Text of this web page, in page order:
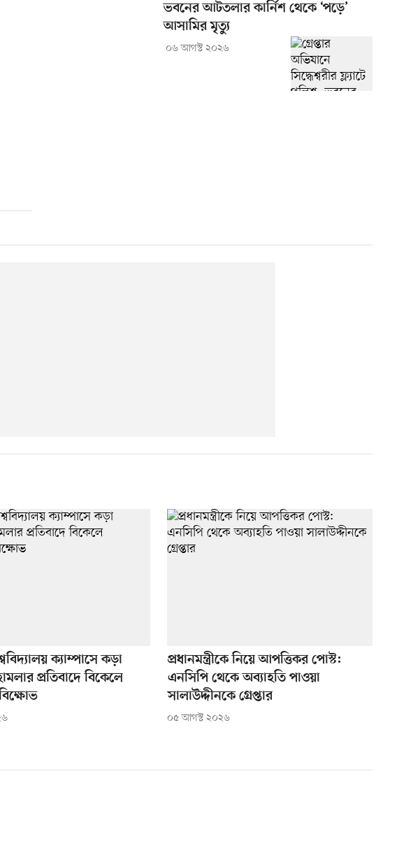
ভবনের আটতলার কার্নিশ থেকে ‘পড়ে’
আসামির মৃত্যু
০৬ আগস্ট ২০২৬
ক্যাম্পাসে কড়া
প্রতিবাদে বিকেলে
প্রধানমন্ত্রীকে নিয়ে আপত্তিকর পোস্ট:
এনসিপি থেকে অব্যাহতি পাওয়া
সালাউদ্দীনকে গ্রেপ্তার
০৫ আগস্ট ২০২৬